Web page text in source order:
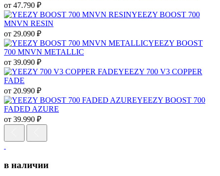
от 47.790 ₽
YEEZY BOOST 700
MNVN RESIN
от 29.090 ₽
YEEZY BOOST
700 MNVN METALLIC
от 39.090 ₽
YEEZY 700 V3 COPPER
FADE
от 20.990 ₽
YEEZY BOOST 700
FADED AZURE
от 39.990 ₽
в наличии